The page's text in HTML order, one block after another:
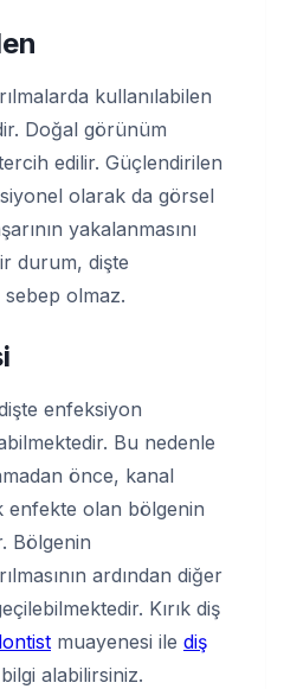
kullanılabilen
Doğal görünüm
edilir. Güçlendirilen
olarak da görsel
yakalanmasını
durum, dişte
olmaz.
enfeksiyon
Bu nedenle
önce, kanal
enfekte olan bölgenin
Bölgenin
ardından diğer
Kırık diş
muayenesi ile diş
alabilirsiniz.